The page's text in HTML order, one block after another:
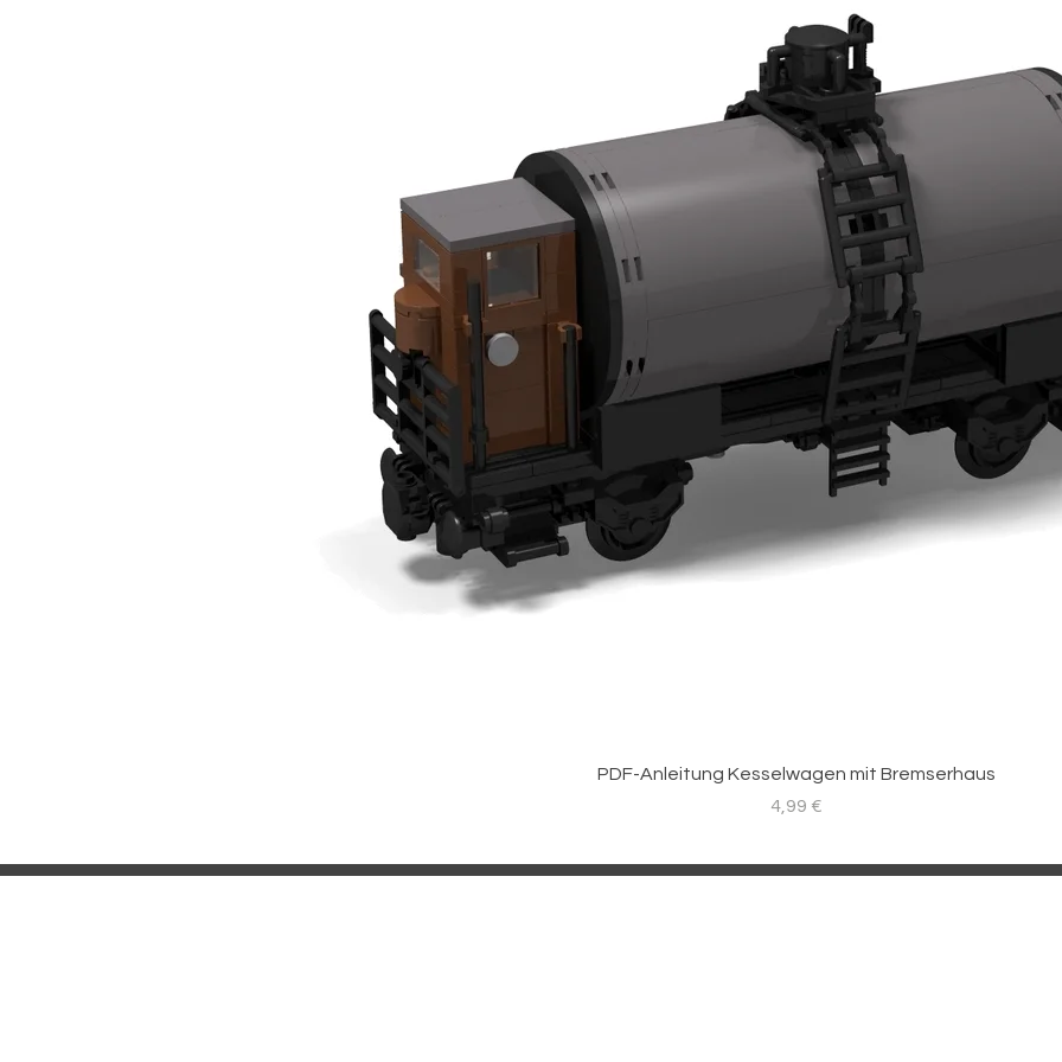
PDF-Anleitung Kesselwagen mit Bremserhaus
Preis
4,99 €